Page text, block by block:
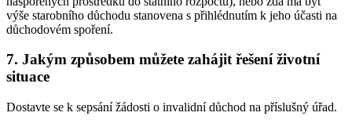
výše starobního důchodu stanovena s přihlédnutím k jeho účasti na
důchodovém spoření.
7. Jakým způsobem můžete zahájit řešení životní
situace
Dostavte se k sepsání žádosti o invalidní důchod na příslušný úřad.